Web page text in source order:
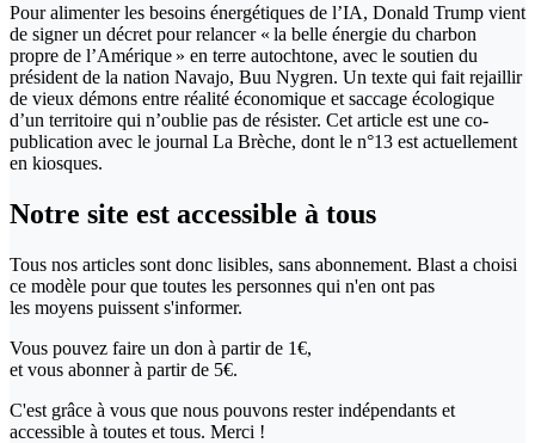
Pour alimenter les besoins énergétiques de l’IA, Donald Trump vient
de signer un décret pour relancer « la belle énergie du charbon
propre de l’Amérique » en terre autochtone, avec le soutien du
président de la nation Navajo, Buu Nygren. Un texte qui fait rejaillir
de vieux démons entre réalité économique et saccage écologique
d’un territoire qui n’oublie pas de résister. Cet article est une co-
publication avec le journal La Brèche, dont le n°13 est actuellement
en kiosques.
Notre site est accessible à tous
Tous nos articles sont donc lisibles, sans abonnement. Blast a choisi
ce modèle pour que toutes les personnes qui n'en ont pas
les moyens puissent s'informer.
Vous pouvez faire un don à partir de 1€,
et vous abonner à partir de 5€.
C'est grâce à vous que nous pouvons rester indépendants et
accessible à toutes et tous. Merci !